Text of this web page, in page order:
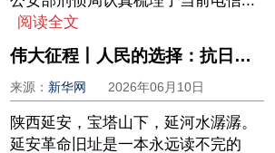
阅读全文
伟大征程丨人民的选择：抗日民主根据地的建设之路
来源： 新华网 2026年06月10日
陕西延安，宝塔山下，延河水潺潺。
延安革命旧址是一本永远读不完的